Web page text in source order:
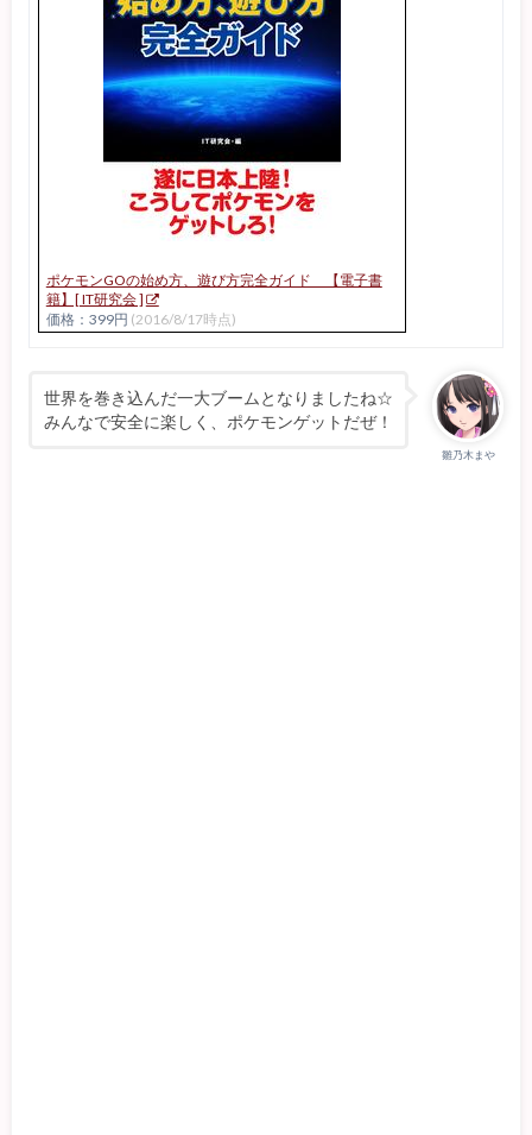
ポケモンGOの始め方、遊び方完全ガイド 【電子書
籍】[ IT研究会 ]
価格：399円 (2016/8/17時点)
雛乃木まや
世界を巻き込んだ一大ブームとなりましたね☆
みんなで安全に楽しく、ポケモンゲットだぜ！